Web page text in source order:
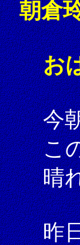
朝倉
お
今
こ
晴
昨